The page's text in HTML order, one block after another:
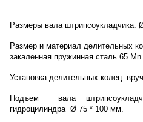
Размеры вала штрипсоукладчика:
Размер и материал делительных
закаленная пружинная сталь 65 Mn.
Установка делительных колец:
Подъем вала
гидроцилиндра Ø 75 * 100 мм.